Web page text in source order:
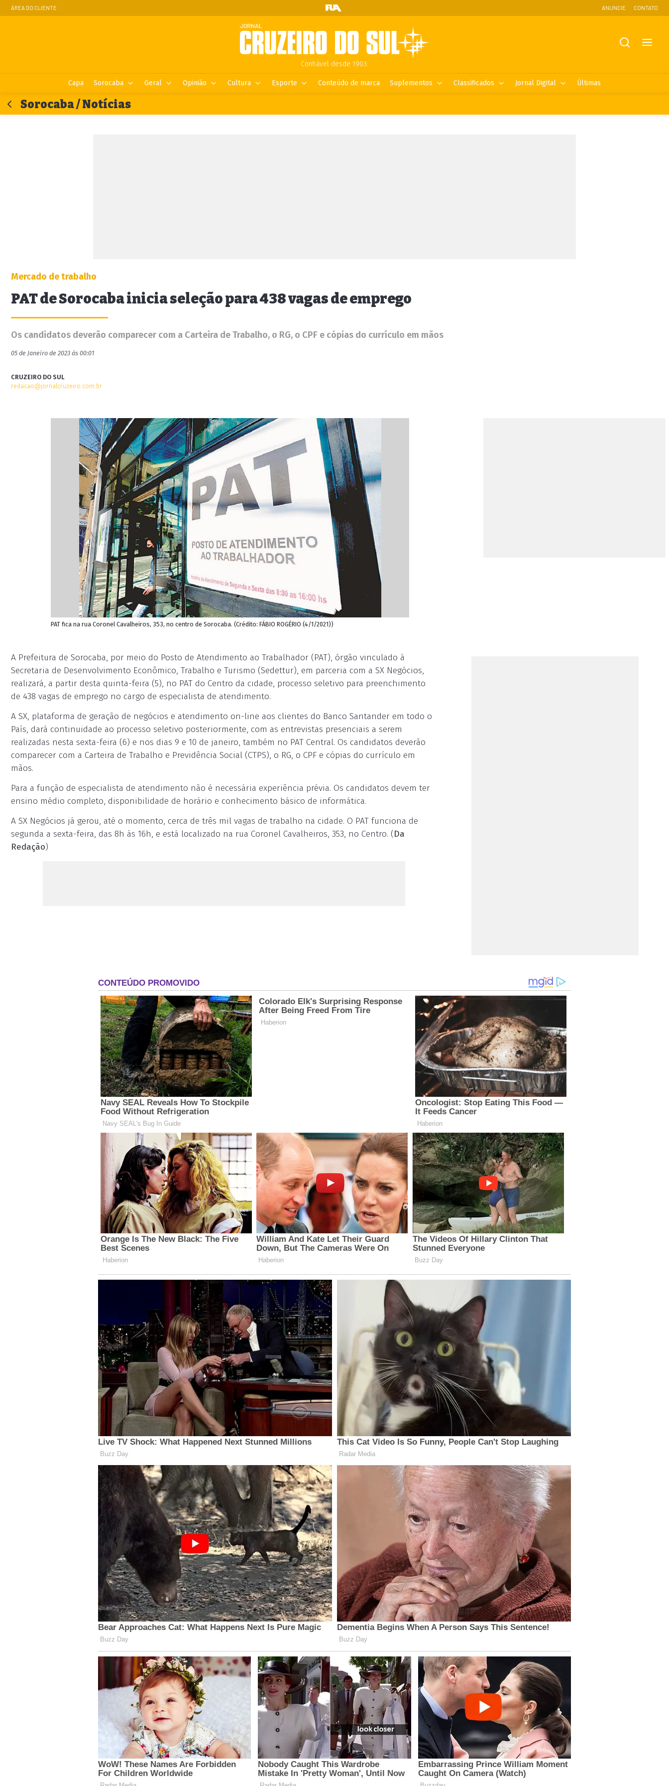
ÁREA DO CLIENTE ANUNCIE CONTATO
Confiável desde 1903.
Capa Sorocaba Geral Opinião Cultura Esporte Conteúdo de marca Suplementos Classificados Jornal Digital Últimas
Sorocaba / Notícias
Mercado de trabalho
PAT de Sorocaba inicia seleção para 438 vagas de emprego
Os candidatos deverão comparecer com a Carteira de Trabalho, o RG, o CPF e cópias do currículo em mãos
05 de Janeiro de 2023 às 00:01
CRUZEIRO DO SUL
redacao@jornalcruzeiro.com.br
PAT fica na rua Coronel Cavalheiros, 353, no centro de Sorocaba. (Crédito: FÁBIO ROGÉRIO (4/1/2021))
A Prefeitura de Sorocaba, por meio do Posto de Atendimento ao Trabalhador (PAT), órgão vinculado à
Secretaria de Desenvolvimento Econômico, Trabalho e Turismo (Sedettur), em parceria com a SX Negócios,
realizará, a partir desta quinta-feira (5), no PAT do Centro da cidade, processo seletivo para preenchimento
de 438 vagas de emprego no cargo de especialista de atendimento.
A SX, plataforma de geração de negócios e atendimento on-line aos clientes do Banco Santander em todo o
País, dará continuidade ao processo seletivo posteriormente, com as entrevistas presenciais a serem
realizadas nesta sexta-feira (6) e nos dias 9 e 10 de janeiro, também no PAT Central. Os candidatos deverão
comparecer com a Carteira de Trabalho e Previdência Social (CTPS), o RG, o CPF e cópias do currículo em
mãos.
Para a função de especialista de atendimento não é necessária experiência prévia. Os candidatos devem ter
ensino médio completo, disponibilidade de horário e conhecimento básico de informática.
A SX Negócios já gerou, até o momento, cerca de três mil vagas de trabalho na cidade. O PAT funciona de
segunda a sexta-feira, das 8h às 16h, e está localizado na rua Coronel Cavalheiros, 353, no Centro. (Da
Redação)